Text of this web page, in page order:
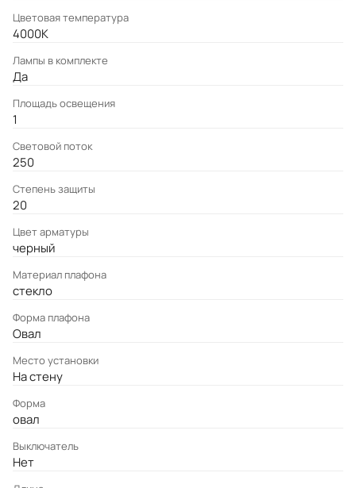
Цветовая температура
4000K
Лампы в комплекте
Да
Площадь освещения
1
Световой поток
250
Степень защиты
20
Цвет арматуры
черный
Материал плафона
стекло
Форма плафона
Овал
Место установки
На стену
Форма
овал
Выключатель
Нет